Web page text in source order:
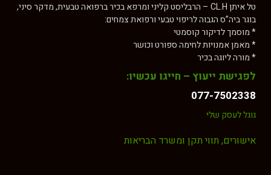
טל איתן CL.H – הרבליסט קליני ומרפא בכיר ברפואה טבעית, מדקר סיני,
בוגר ביה”ס הגבוה לריפוי טבעי ורפואת צמחים:
* מוסמך לדיקור קוסמטי
* מאמן אמנויות לחימה ספורט וכושר
* מורה ליוגה בכיר
לפגישת ייעוץ – חייגו עכשיו:
077-7502338
גוגל לעסק שלי
אישורים, תווי תקן ומשרד הבריאות